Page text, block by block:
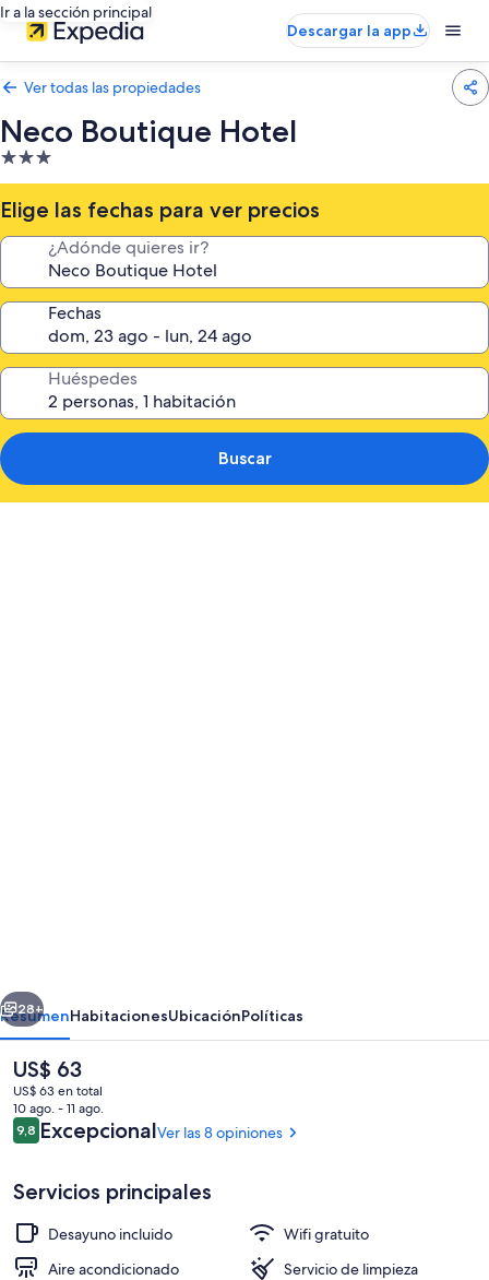
Ir a la sección principal
Descargar la app
Ver todas las propiedades
Neco Boutique Hotel
Propiedad
de
3.0
estrellas
Elige las fechas para ver precios
¿Adónde quieres ir?
Fechas
Huéspedes
Buscar
Interior
Siguiente
28+
ResumenHabitacionesUbicaciónPolíticas
El
precio
actual
es
de
US$ 63
US$ 63 en total
10 ago. - 11 ago.
Opiniones
9,89,8 de 10
ExcepcionalVer las 8 opiniones
Servicios principales
Desayuno incluido
Wifi gratuito
Aire acondicionado
Servicio de limpieza